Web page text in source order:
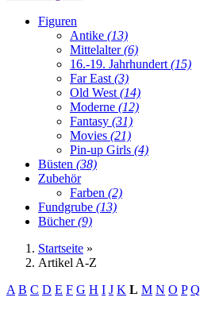
Figuren
Antike (13)
Mittelalter(6)
16.-19. Jahrhundert (15)
Far East (3)
Old West (14)
Moderne (12)
Fantasy (31)
Movies (21)
Pin-up Girls (4)
Büsten (38)
Zubehör
Farben (2)
Fundgrube (13)
Bücher(9)
Startseite »
Artikel A-Z
A B C D E F G H I J K L M N O P Q